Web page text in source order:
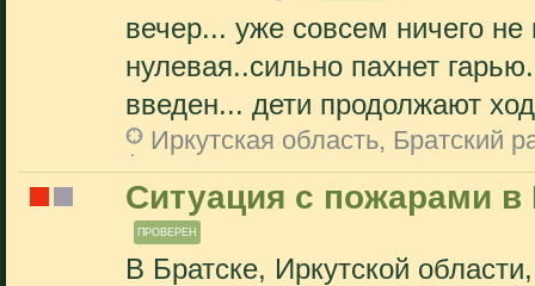
вечер... уже совсем ничего
нулевая..сильно пахнет
введен... дети продолжают
Иркутская область, Братский
Ситуация с пожарами в
ПРОВЕРЕН
В Братске, Иркутской